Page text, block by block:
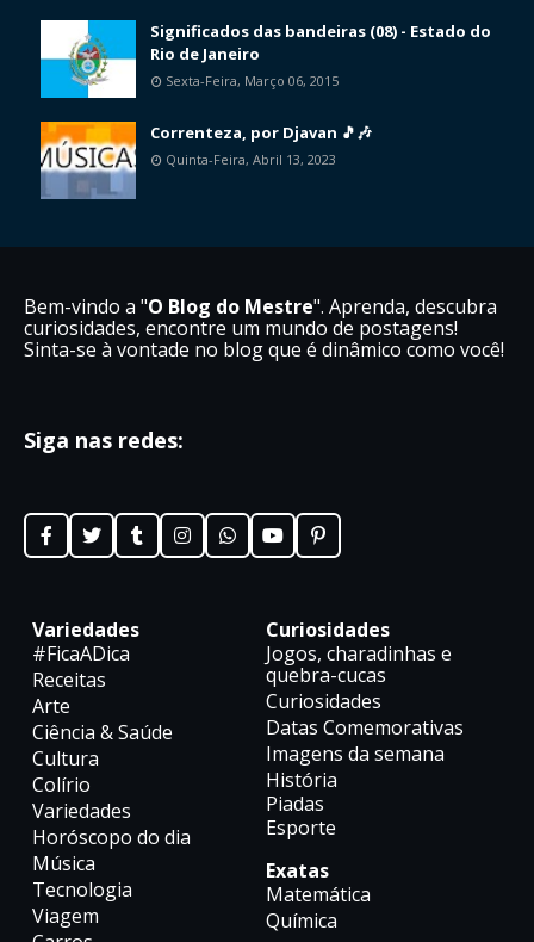
Significados das bandeiras (08) - Estado do
Rio de Janeiro
Sexta-Feira, Março 06, 2015
Correnteza, por Djavan 🎵🎶
Quinta-Feira, Abril 13, 2023
Bem-vindo a "O Blog do Mestre". Aprenda, descubra
curiosidades, encontre um mundo de postagens!
Sinta-se à vontade no blog que é dinâmico como você!
Siga nas redes:
Variedades
#FicaADica
Receitas
Arte
Ciência & Saúde
Cultura
Colírio
Variedades
Horóscopo do dia
Música
Tecnologia
Viagem
Curiosidades
Jogos, charadinhas e
quebra-cucas
Curiosidades
Datas Comemorativas
Imagens da semana
História
Piadas
Esporte
Exatas
Matemática
Química